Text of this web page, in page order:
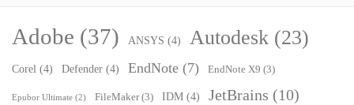
Adobe (37) ANSYS (4) Autodesk (23)
Corel (4) Defender (4) EndNote (7) EndNote X9 (3)
Epubor Ultimate (2) FileMaker(3) IDM (4) JetBrains (10)